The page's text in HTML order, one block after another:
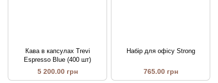
Кава в капсулах Trevi
Еspresso Blue (400 шт)
5 200.00 грн
Набір для офісу Strong
765.00 грн